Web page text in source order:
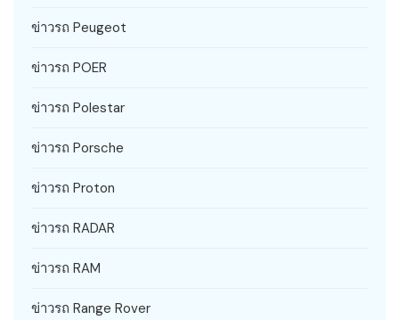
ข่าวรถ Peugeot
ข่าวรถ POER
ข่าวรถ Polestar
ข่าวรถ Porsche
ข่าวรถ Proton
ข่าวรถ RADAR
ข่าวรถ RAM
ข่าวรถ Range Rover